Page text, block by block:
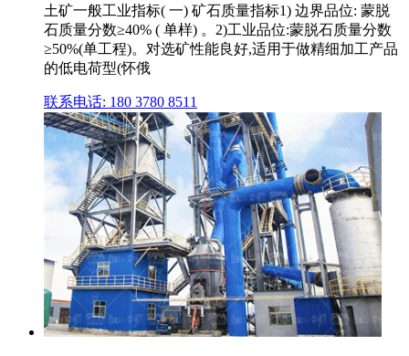
土矿一般工业指标( 一) 矿石质量指标1) 边界品位: 蒙脱
石质量分数≥40% ( 单样) 。2)工业品位:蒙脱石质量分数
≥50%(单工程)。对选矿性能良好,适用于做精细加工产品
的低电荷型(怀俄
联系电话: 180 3780 8511